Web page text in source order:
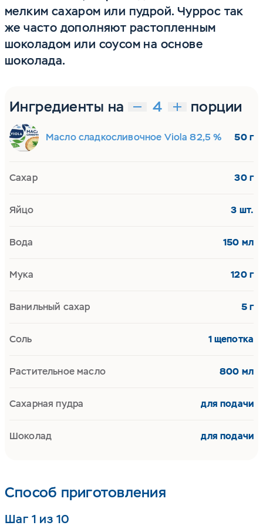
мелким сахаром или пудрой. Чуррос так
же часто дополняют растопленным
шоколадом или соусом на основе
шоколада.
Способ приготовления
Шаг 1 из 10
Ингредиенты на порции
Масло сладкосливочное Viola 82,5 % 50 г
Сахар 30 г
Яйцо 3 шт.
Вода 150 мл
Мука 120 г
Ванильный сахар 5 г
Соль 1 щепотка
Растительное масло 800 мл
Сахарная пудра для подачи
Шоколад для подачи